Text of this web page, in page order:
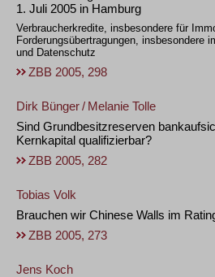
1. Juli 2005 in Hamburg
Verbraucherkredite, insbesondere für
Forderungsübertragungen, insbesondere
und Datenschutz
ZBB 2005, 298
Dirk Bünger/ Melanie Tolle
Sind Grundbesitzreserven
Kernkapital qualifizierbar?
ZBB 2005, 282
Tobias Volk
Brauchen wir Chinese Walls im
ZBB 2005, 273
Jens Koch